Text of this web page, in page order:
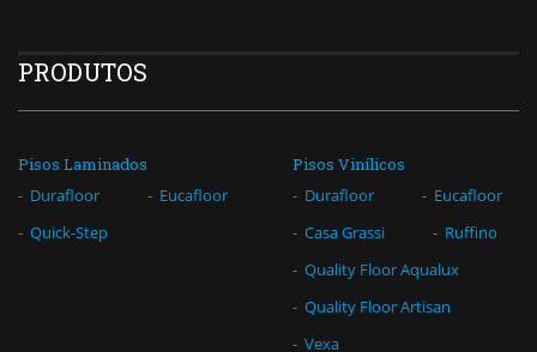
PRODUTOS
Pisos Laminados
Durafloor
Eucafloor
Quick-Step
Pisos Vinílicos
Durafloor
Eucafloor
Casa Grassi
Ruffino
Quality Floor Aqualux
Quality Floor Artisan
Vexa